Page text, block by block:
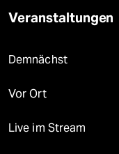
Veranstaltungen
Demnächst
Vor Ort
Live im Stream